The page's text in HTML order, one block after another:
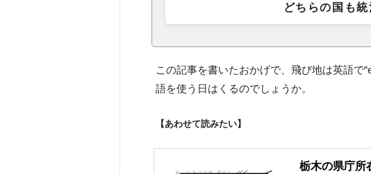
どちらの国も
この記事を書いたおかげで、飛び地は英語で
語を使う日はくるのでしょうか。
【あわせて読みたい】
栃木の県庁所